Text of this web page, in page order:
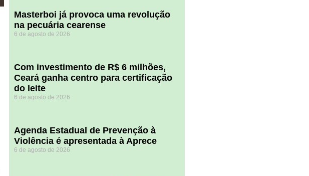
Masterboi já provoca uma revolução
na pecuária cearense
6 de agosto de 2026
Com investimento de R$ 6 milhões,
Ceará ganha centro para certificação
do leite
6 de agosto de 2026
Agenda Estadual de Prevenção à
Violência é apresentada à Aprece
6 de agosto de 2026